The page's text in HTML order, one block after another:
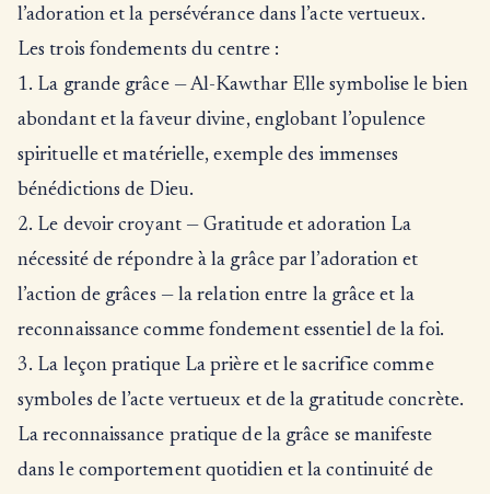
l’adoration et la persévérance dans l’acte vertueux.
Les trois fondements du centre :
1. La grande grâce — Al-Kawthar Elle symbolise le bien
abondant et la faveur divine, englobant l’opulence
spirituelle et matérielle, exemple des immenses
bénédictions de Dieu.
2. Le devoir croyant — Gratitude et adoration La
nécessité de répondre à la grâce par l’adoration et
l’action de grâces — la relation entre la grâce et la
reconnaissance comme fondement essentiel de la foi.
3. La leçon pratique La prière et le sacrifice comme
symboles de l’acte vertueux et de la gratitude concrète.
La reconnaissance pratique de la grâce se manifeste
dans le comportement quotidien et la continuité de